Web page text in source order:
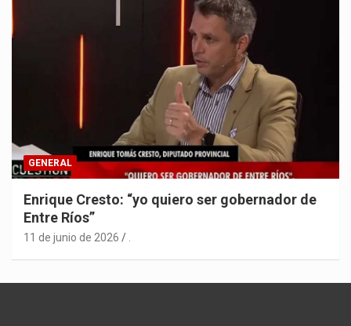
GENERAL
Enrique Cresto: “yo quiero ser gobernador de
Entre Ríos”
11 de junio de 2026